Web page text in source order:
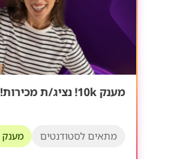
מענק 10k! נציג/ת מכירות!
מתאים לסטודנטים מענק 10K!